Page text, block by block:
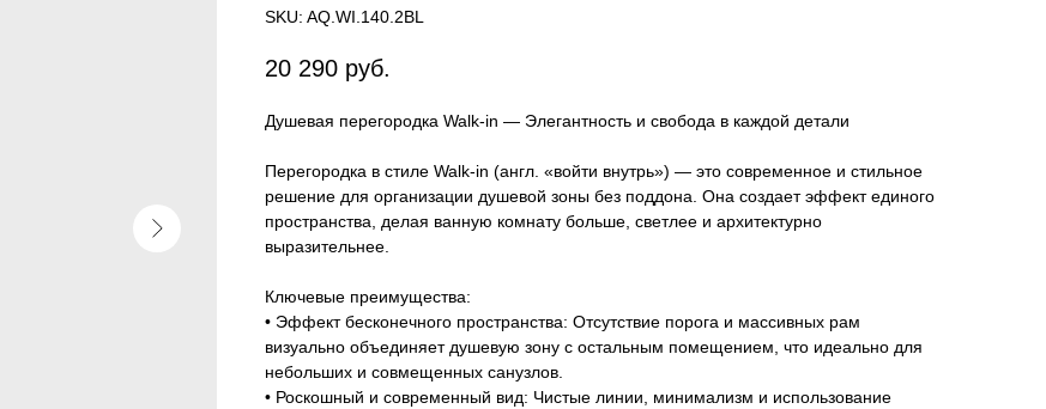
SKU: AQ.WI.140.2BL
20 290 руб.
Душевая перегородка Walk-in — Элегантность и свобода в каждой детали
Перегородка в стиле Walk-in (англ. «войти внутрь») — это современное и стильное
решение для организации душевой зоны без поддона. Она создает эффект единого
пространства, делая ванную комнату больше, светлее и архитектурно
выразительнее.
Ключевые преимущества:
• Эффект бесконечного пространства: Отсутствие порога и массивных рам
визуально объединяет душевую зону с остальным помещением, что идеально для
небольших и совмещенных санузлов.
• Роскошный и современный вид: Чистые линии, минимализм и использование